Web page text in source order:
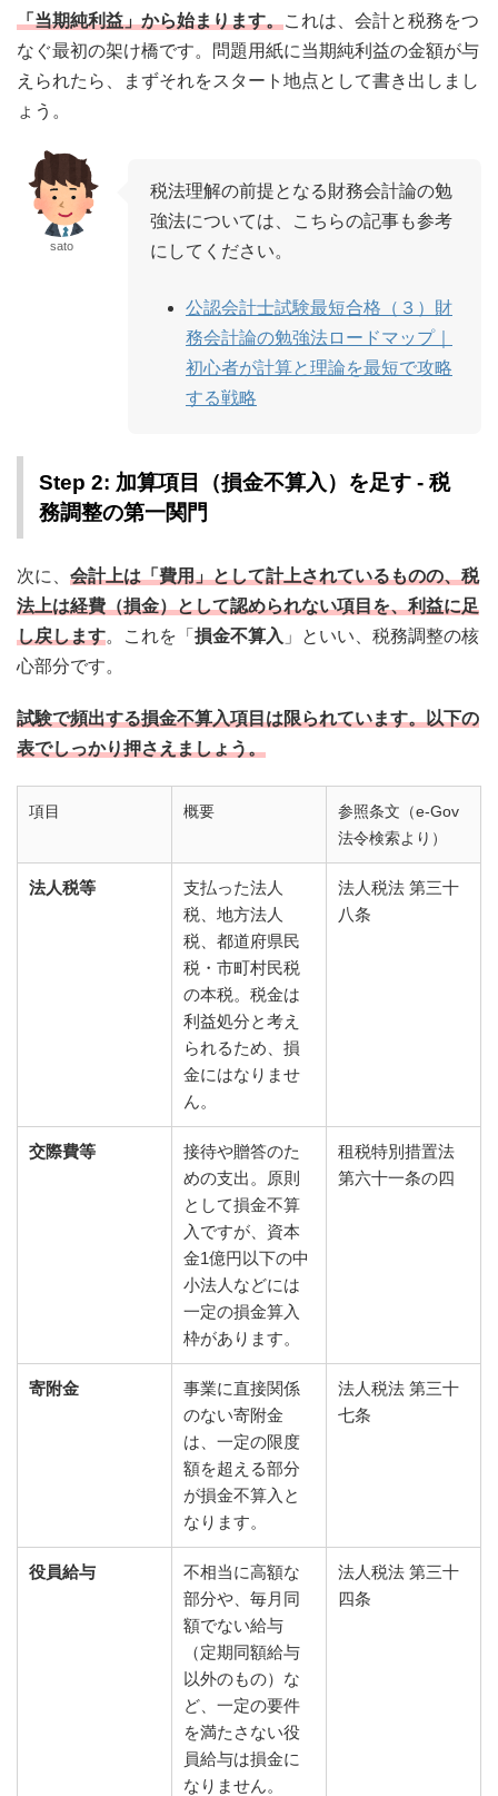
「当期純利益」から始まります。これは、会計と税務をつ
なぐ最初の架け橋です。問題用紙に当期純利益の金額が与
えられたら、まずそれをスタート地点として書き出しまし
ょう。
sato
税法理解の前提となる財務会計論の勉
強法については、こちらの記事も参考
にしてください。
公認会計士試験最短合格（３）財
務会計論の勉強法ロードマップ｜
初心者が計算と理論を最短で攻略
する戦略
Step 2: 加算項目（損金不算入）を足す - 税
務調整の第一関門
次に、 会計上は「費用」として計上されているものの、税
法上は経費（損金）として認められない項目を、利益に足
し戻します。これを「 損金不算入 」といい、税務調整の核
心部分です。
試験で頻出する損金不算入項目は限られています。以下の
表でしっかり押さえましょう。
項目 概要
参照条文（e-Gov
法令検索より）
法人税等
支払った法人
税、地方法人
税、都道府県民
税・市町村民税
の本税。税金は
利益処分と考え
られるため、損
金にはなりませ
ん。
法人税法 第三十
八条
交際費等
接待や贈答のた
めの支出。原則
として損金不算
入ですが、資本
金1億円以下の中
小法人などには
一定の損金算入
枠があります。
租税特別措置法
第六十一条の四
寄附金
事業に直接関係
のない寄附金
は、一定の限度
額を超える部分
が損金不算入と
なります。
法人税法 第三十
七条
役員給与
不相当に高額な
部分や、毎月同
額でない給与
（定期同額給与
以外のもの）な
ど、一定の要件
を満たさない役
員給与は損金に
なりません。
法人税法 第三十
四条